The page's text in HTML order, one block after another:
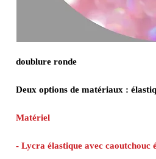
doublure ronde
Deux options de matériaux :
Matériel
- Lycra élastique avec caoutchouc